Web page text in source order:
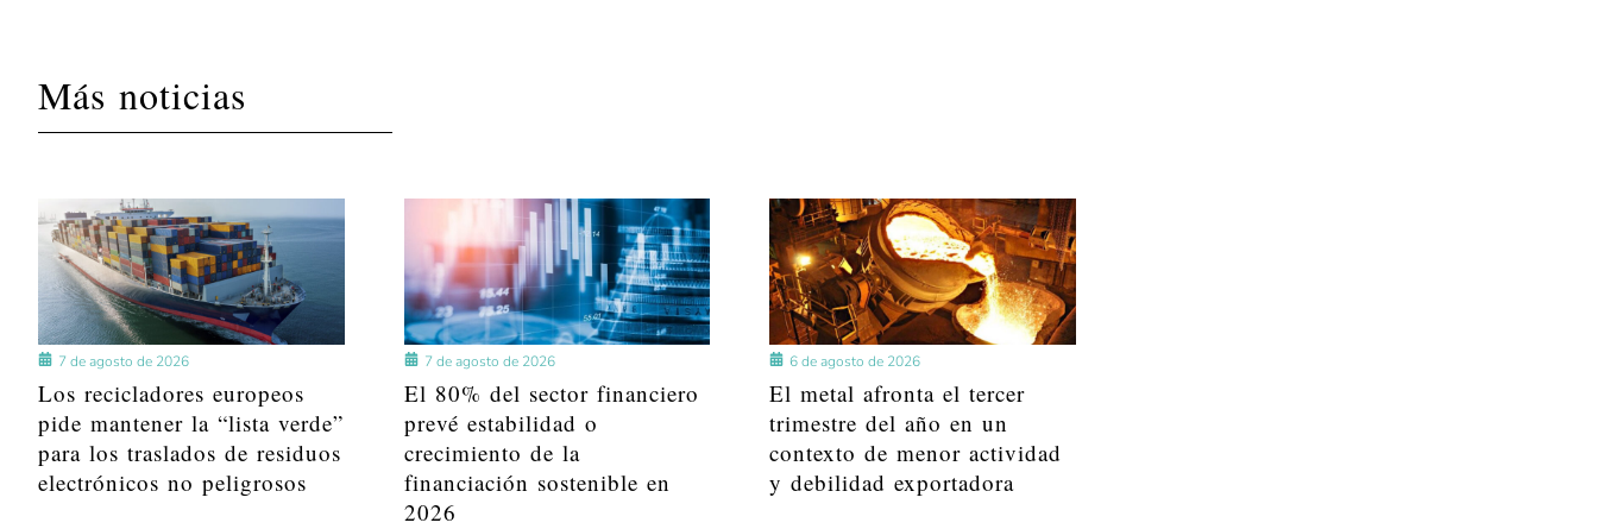
Más noticias
7 de agosto de 2026
Los recicladores europeos
pide mantener la “lista verde”
para los traslados de residuos
electrónicos no peligrosos
7 de agosto de 2026
El 80% del sector financiero
prevé estabilidad o
crecimiento de la
financiación sostenible en
2026
6 de agosto de 2026
El metal afronta el tercer
trimestre del año en un
contexto de menor actividad
y debilidad exportadora